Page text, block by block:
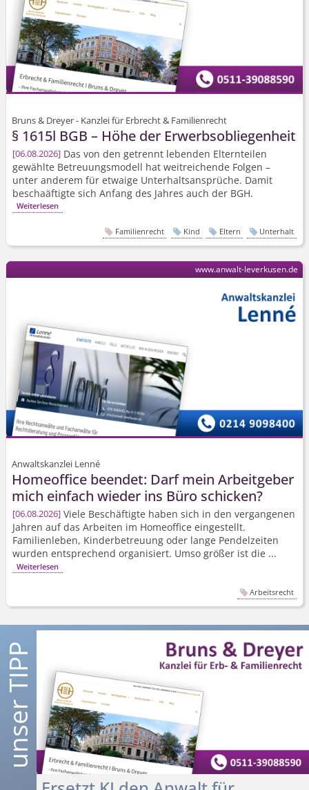
Bruns & Dreyer - Kanzlei für Erbrecht & Familienrecht
§ 1615l BGB – Höhe der Erwerbsobliegenheit
06.08.2026 Das von den getrennt lebenden Elternteilen
gewählte Betreuungsmodell hat weitreichende Folgen –
unter anderem für etwaige Unterhaltsansprüche. Damit
beschaäftigte sich Anfang des Jahres auch der BGH.
Weiterlesen
Familienrecht Kind Eltern Unterhalt
Anwaltskanzlei Lenné
Homeoffice beendet: Darf mein Arbeitgeber
mich einfach wieder ins Büro schicken?
06.08.2026 Viele Beschäftigte haben sich in den vergangenen
Jahren auf das Arbeiten im Homeoffice eingestellt.
Familienleben, Kinderbetreuung oder lange Pendelzeiten
wurden entsprechend organisiert. Umso größer ist die ...
Weiterlesen
www.anwalt-leverkusen.de
Arbeitsrecht